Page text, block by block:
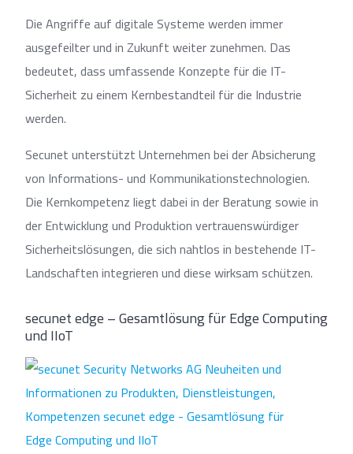
Die Angriffe auf digitale Systeme werden immer
ausgefeilter und in Zukunft weiter zunehmen. Das
bedeutet, dass umfassende Konzepte für die IT-
Sicherheit zu einem Kernbestandteil für die Industrie
werden.
Secunet unterstützt Unternehmen bei der Absicherung
von Informations- und Kommunikationstechnologien.
Die Kernkompetenz liegt dabei in der Beratung sowie in
der Entwicklung und Produktion vertrauenswürdiger
Sicherheitslösungen, die sich nahtlos in bestehende IT-
Landschaften integrieren und diese wirksam schützen.
secunet edge – Gesamtlösung für Edge Computing
und IIoT